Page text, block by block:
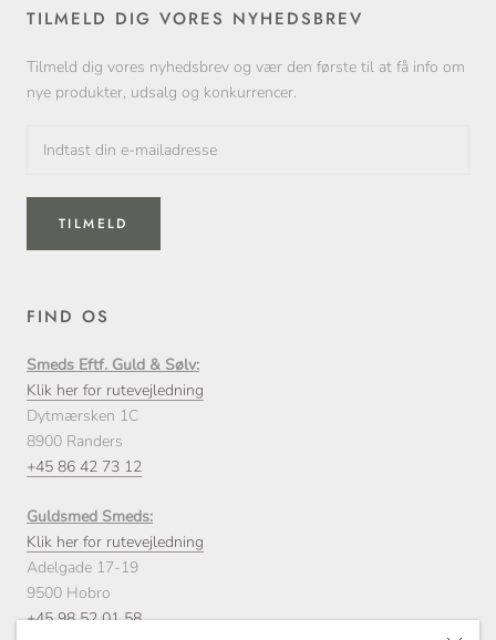
TILMELD DIG VORES NYHEDSBREV
Tilmeld dig vores nyhedsbrev og vær den første til at få info om
nye produkter, udsalg og konkurrencer.
TILMELD
FIND OS
Smeds Eftf. Guld & Sølv:
Klik her for rutevejledning
Dytmærsken 1C
8900 Randers
+45 86 42 73 12
Guldsmed Smeds:
Klik her for rutevejledning
Adelgade 17-19
9500 Hobro
+45 98 52 01 58